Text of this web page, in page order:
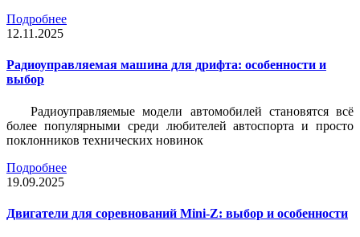
Подробнее
12.11.2025
Радиоуправляемая машина для дрифта: особенности и
выбор
Радиоуправляемые модели автомобилей становятся всё
более популярными среди любителей автоспорта и просто
поклонников технических новинок
Подробнее
19.09.2025
Двигатели для соревнований Mini-Z: выбор и особенности